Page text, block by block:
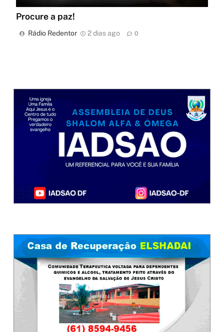
Procure a paz!
Rádio Redentor 2 dias ago 0